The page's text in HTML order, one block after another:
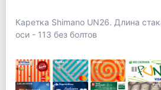
Каретка Shimano UN26. Длина
оси - 113 без болтов